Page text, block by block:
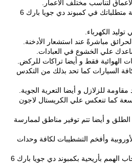
لتناسب مختلف الأعمار.
منطقة تجارية شاملة كافة متطلباتك في كمبوند دي جويا بارك 6
الكهرباء.
مباشرةً عند استشعار الأدخنة.
علي الخشوع في العبادات.
فقط و أيضا تراكات للركض.
السيارات كما تحد بذلك من التكدس
مقاومة للزلازل و أيضا التعرية الجوية.
كما تنعكس علي الكريستال لاجون
و أيضا تتم توفير مناطق لممارسة
وأفخم التشطيبات لكافة وحدات
تسهيلات تصمن تنقل أصحاب الهمم بأريحية بكمبوند دي جويا بارك 6